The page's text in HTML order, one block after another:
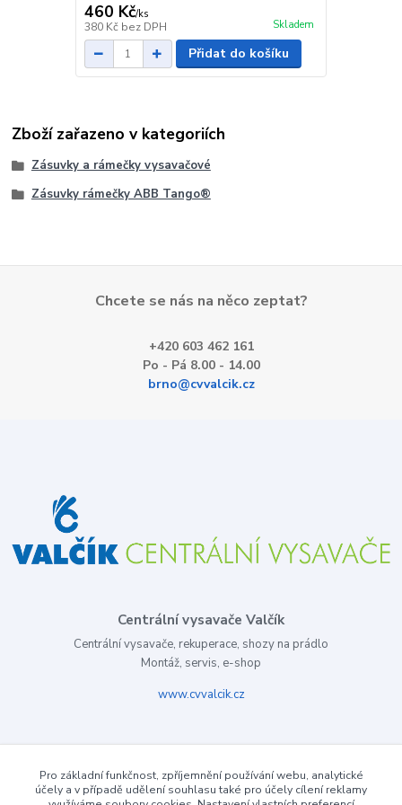
460 Kč/ks
380 Kč bez DPH Skladem
Přidat do košíku
Zboží zařazeno v kategoriích
Zásuvky a rámečky vysavačové
Zásuvky rámečky ABB Tango®
Chcete se nás na něco zeptat?
+420 603 462 161
Po - Pá 8.00 - 14.00
brno@cvvalcik.cz
Centrální vysavače Valčík
Centrální vysavače, rekuperace, shozy na prádlo
Montáž, servis, e-shop
www.cvvalcik.cz
Pro základní funkčnost, zpříjemnění používání webu, analytické
účely a v případě udělení souhlasu také pro účely cílení reklamy